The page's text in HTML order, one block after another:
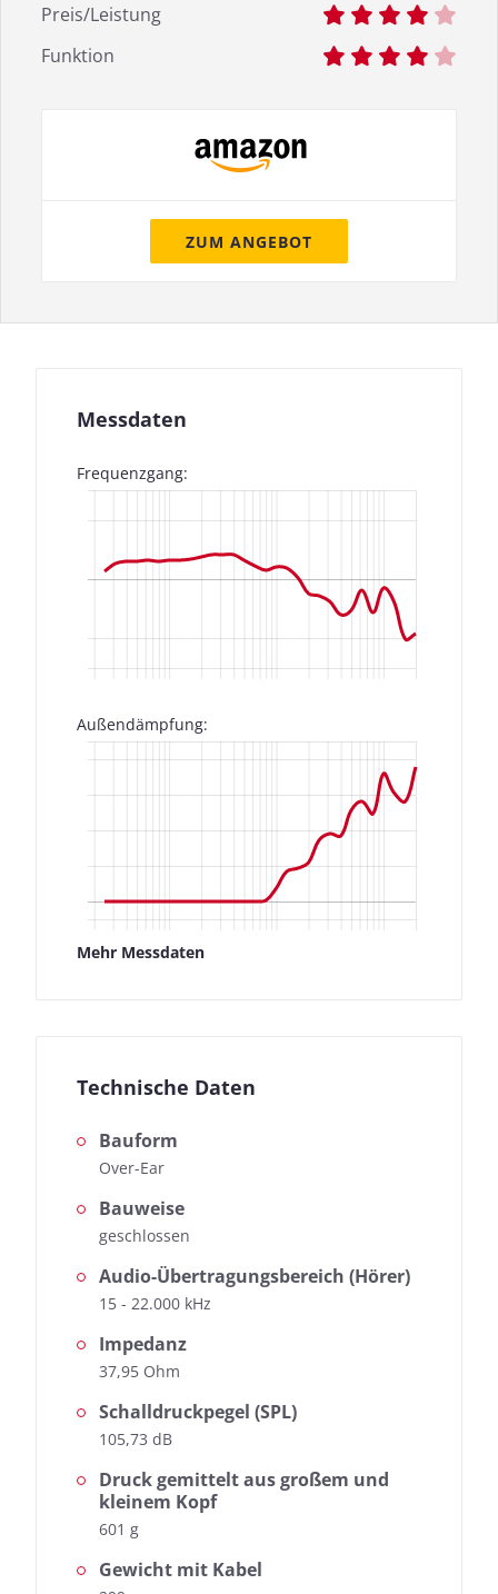
Preis/Leistung
Funktion
ZUM ANGEBOT
Messdaten
Frequenzgang:
Außendämpfung:
Mehr Messdaten
Marley Liberate XL BT
Fast jeder Test-Kopfhörer wird von uns geprüft:
Neben der Ermittlung des Frequenzgangs, dem
Herzstück unserer Messungen, messen wir auch die
Auswirkungen der Geräusche, die von außen nach
innen dringen.
Frequenzgang: Einfach
Frequenzgang: Detail
Außendämpfung
Technische Daten
Bauform
Over-Ear
Bauweise
geschlossen
Audio-Übertragungsbereich (Hörer)
15 - 22.000 kHz
Impedanz
37,95 Ohm
Schalldruckpegel (SPL)
105,73 dB
Druck gemittelt aus großem und
kleinem Kopf
601 g
Gewicht mit Kabel